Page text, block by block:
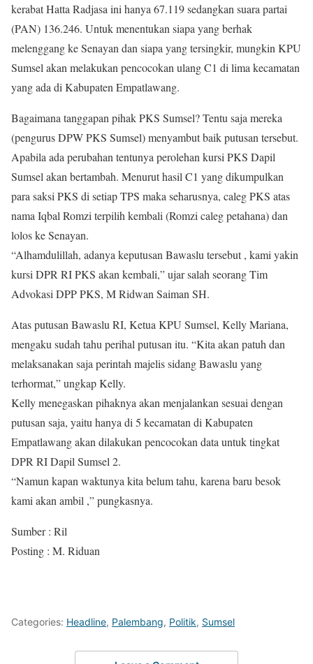
kerabat Hatta Radjasa ini hanya 67.119 sedangkan suara partai
(PAN) 136.246. Untuk menentukan siapa yang berhak
melenggang ke Senayan dan siapa yang tersingkir, mungkin KPU
Sumsel akan melakukan pencocokan ulang C1 di lima kecamatan
yang ada di Kabupaten Empatlawang.
Bagaimana tanggapan pihak PKS Sumsel? Tentu saja mereka
(pengurus DPW PKS Sumsel) menyambut baik putusan tersebut.
Apabila ada perubahan tentunya perolehan kursi PKS Dapil
Sumsel akan bertambah. Menurut hasil C1 yang dikumpulkan
para saksi PKS di setiap TPS maka seharusnya, caleg PKS atas
nama Iqbal Romzi terpilih kembali (Romzi caleg petahana) dan
lolos ke Senayan.
“Alhamdulillah, adanya keputusan Bawaslu tersebut , kami yakin
kursi DPR RI PKS akan kembali,” ujar salah seorang Tim
Advokasi DPP PKS, M Ridwan Saiman SH.
Atas putusan Bawaslu RI, Ketua KPU Sumsel, Kelly Mariana,
mengaku sudah tahu perihal putusan itu. “Kita akan patuh dan
melaksanakan saja perintah majelis sidang Bawaslu yang
terhormat,” ungkap Kelly.
Kelly menegaskan pihaknya akan menjalankan sesuai dengan
putusan saja, yaitu hanya di 5 kecamatan di Kabupaten
Empatlawang akan dilakukan pencocokan data untuk tingkat
DPR RI Dapil Sumsel 2.
“Namun kapan waktunya kita belum tahu, karena baru besok
kami akan ambil ,” pungkasnya.
Sumber : Ril
Posting : M. Riduan
Categories: Headline, Palembang, Politik, Sumsel